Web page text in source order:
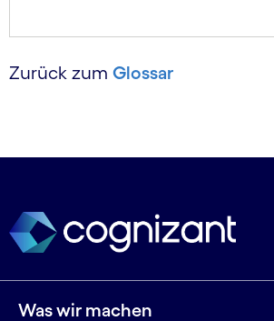
Zurück zum Glossar
Was wir machen